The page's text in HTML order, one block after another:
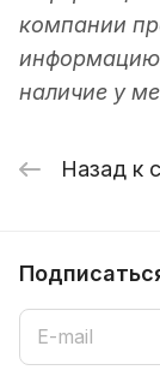
компании
информацию
наличие у
Назад к